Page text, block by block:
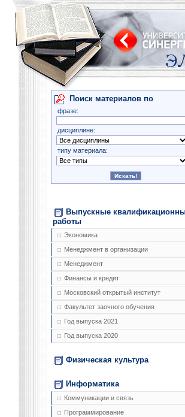
Поиск материалов по
фразе:
дисциплине:
типу материала:
Выпускные
работы
Экономика
Менеджмент в организации
Менеджмент
Финансы и кредит
Московский открытый институт
Факультет заочного обучения
Год выпуска 2021
Год выпуска 2020
Физическая культура
Информатика
Коммуникации и связь
Программирование